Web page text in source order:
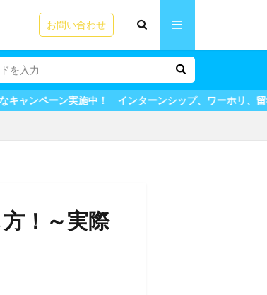
ア
タント
ム体験談
お問い合わせ
！ インターンシップ、ワーホリ、留学も全てマイステ
！～実際